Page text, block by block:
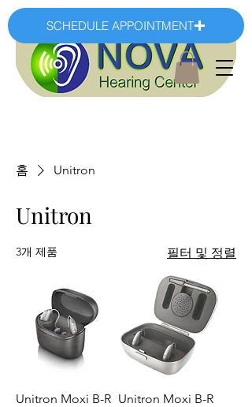
SCHEDULE APPOINTMENT
홈 Unitron
Unitron
3개 제품 필터 및 정렬
Unitron Moxi B-R Unitron Moxi B-R